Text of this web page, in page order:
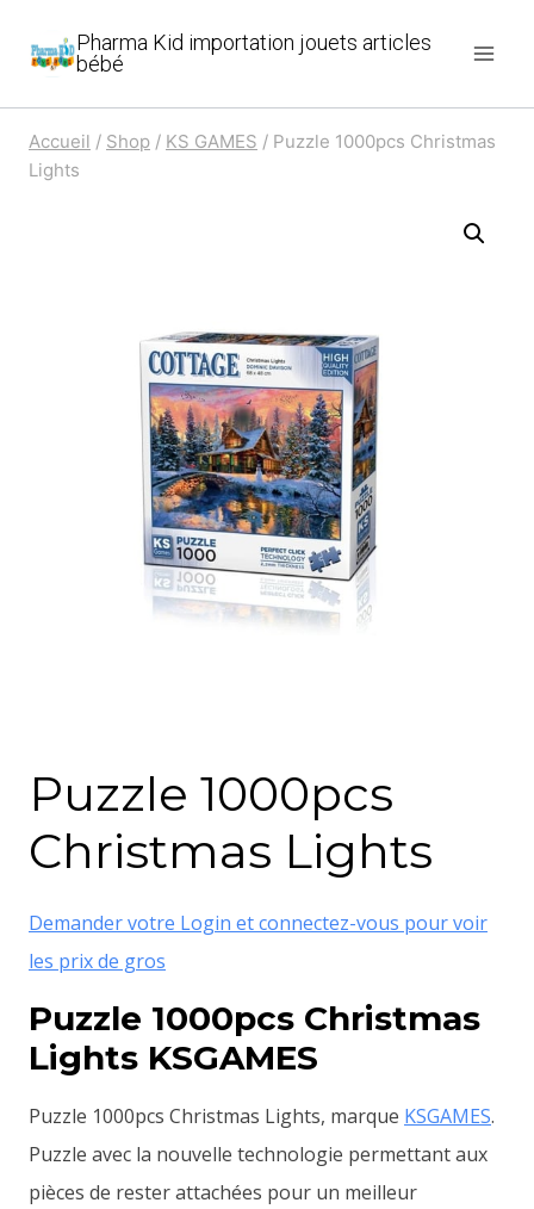
Pharma Kid importation jouets articles
bébé
Accueil / Shop / KS GAMES / Puzzle 1000pcs Christmas
Lights
Puzzle 1000pcs
Christmas Lights
Demander votre Login et connectez-vous pour voir
les prix de gros
Puzzle 1000pcs Christmas
Lights KSGAMES
Puzzle 1000pcs Christmas Lights, marque KSGAMES.
Puzzle avec la nouvelle technologie permettant aux
pièces de rester attachées pour un meilleur